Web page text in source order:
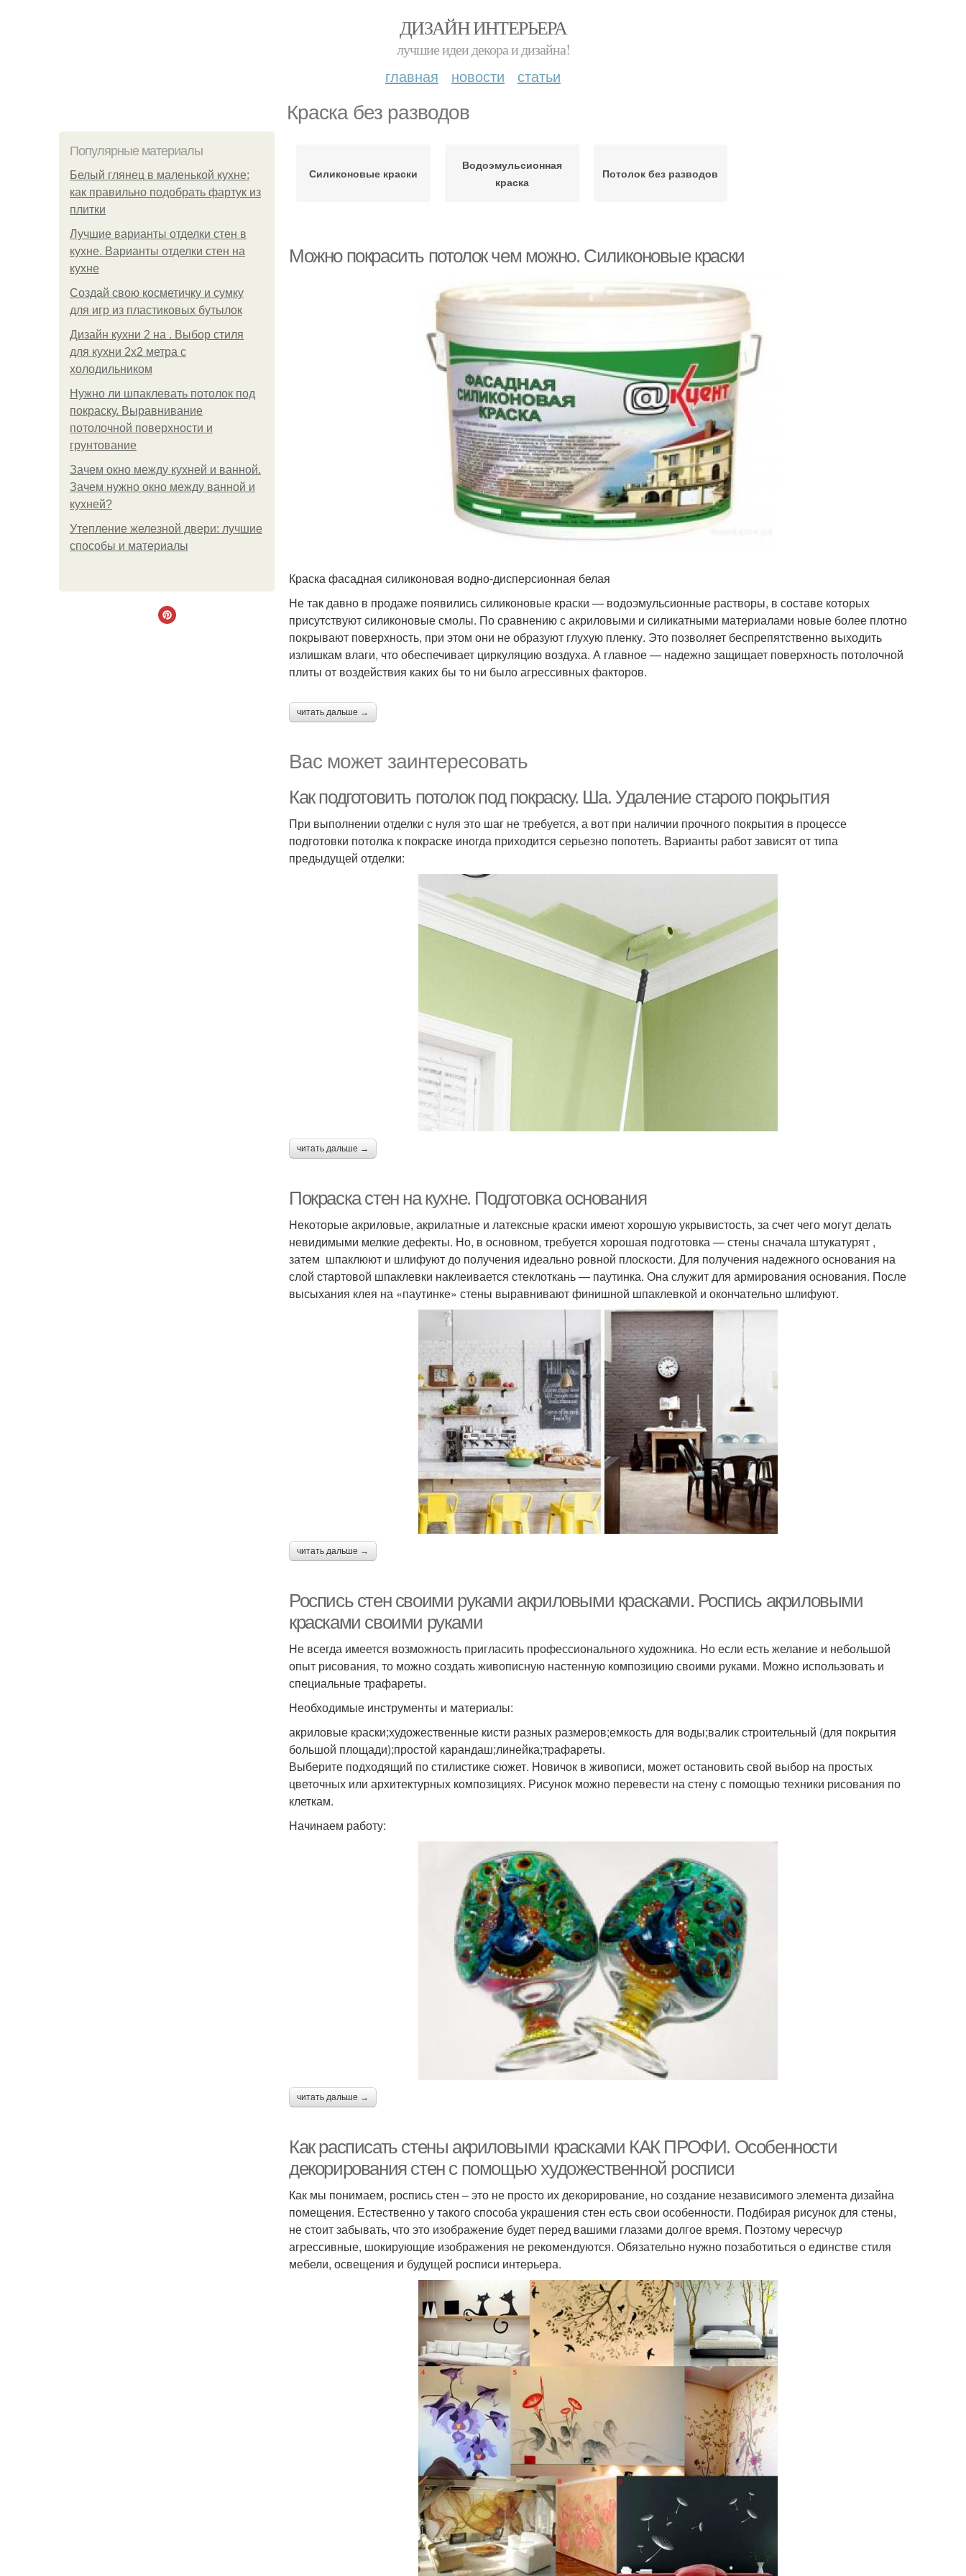
ДИЗАЙН ИНТЕРЬЕРА
лучшие идеи декора и дизайна!
главная новости статьи
Краска без разводов
Популярные материалы
Белый глянец в маленькой кухне:
как правильно подобрать фартук из
плитки
Лучшие варианты отделки стен в
кухне. Варианты отделки стен на
кухне
Создай свою косметичку и сумку
для игр из пластиковых бутылок
Дизайн кухни 2 на . Выбор стиля
для кухни 2х2 метра с
холодильником
Нужно ли шпаклевать потолок под
покраску. Выравнивание
потолочной поверхности и
грунтование
Зачем окно между кухней и ванной.
Зачем нужно окно между ванной и
кухней?
Утепление железной двери: лучшие
способы и материалы
Силиконовые краски
Водоэмульсионная
краска
Потолок без разводов
Можно покрасить потолок чем можно. Силиконовые краски
Краска фасадная силиконовая водно-дисперсионная белая
Не так давно в продаже появились силиконовые краски — водоэмульсионные растворы, в составе которых
присутствуют силиконовые смолы. По сравнению с акриловыми и силикатными материалами новые более плотно
покрывают поверхность, при этом они не образуют глухую пленку. Это позволяет беспрепятственно выходить
излишкам влаги, что обеспечивает циркуляцию воздуха. А главное — надежно защищает поверхность потолочной
плиты от воздействия каких бы то ни было агрессивных факторов.
читать дальше →
Вас может заинтересовать
Как подготовить потолок под покраску. Ша. Удаление старого покрытия
При выполнении отделки с нуля это шаг не требуется, а вот при наличии прочного покрытия в процессе
подготовки потолка к покраске иногда приходится серьезно попотеть. Варианты работ зависят от типа
предыдущей отделки:
читать дальше →
Покраска стен на кухне. Подготовка основания
Некоторые акриловые, акрилатные и латексные краски имеют хорошую укрывистость, за счет чего могут делать
невидимыми мелкие дефекты. Но, в основном, требуется хорошая подготовка — стены сначала штукатурят ,
затем шпаклюют и шлифуют до получения идеально ровной плоскости. Для получения надежного основания на
слой стартовой шпаклевки наклеивается стеклоткань — паутинка. Она служит для армирования основания. После
высыхания клея на «паутинке» стены выравнивают финишной шпаклевкой и окончательно шлифуют.
читать дальше →
Роспись стен своими руками акриловыми красками. Роспись акриловыми
красками своими руками
Не всегда имеется возможность пригласить профессионального художника. Но если есть желание и небольшой
опыт рисования, то можно создать живописную настенную композицию своими руками. Можно использовать и
специальные трафареты.
Необходимые инструменты и материалы:
акриловые краски;художественные кисти разных размеров;емкость для воды;валик строительный (для покрытия
большой площади);простой карандаш;линейка;трафареты.
Выберите подходящий по стилистике сюжет. Новичок в живописи, может остановить свой выбор на простых
цветочных или архитектурных композициях. Рисунок можно перевести на стену с помощью техники рисования по
клеткам.
Начинаем работу:
читать дальше →
Как расписать стены акриловыми красками КАК ПРОФИ. Особенности
декорирования стен с помощью художественной росписи
Как мы понимаем, роспись стен – это не просто их декорирование, но создание независимого элемента дизайна
помещения. Естественно у такого способа украшения стен есть свои особенности. Подбирая рисунок для стены,
не стоит забывать, что это изображение будет перед вашими глазами долгое время. Поэтому чересчур
агрессивные, шокирующие изображения не рекомендуются. Обязательно нужно позаботиться о единстве стиля
мебели, освещения и будущей росписи интерьера.